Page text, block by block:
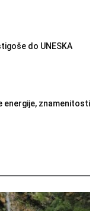
do UNESKA
energije, znamenitosti